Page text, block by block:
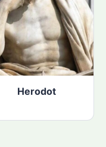
Herodot